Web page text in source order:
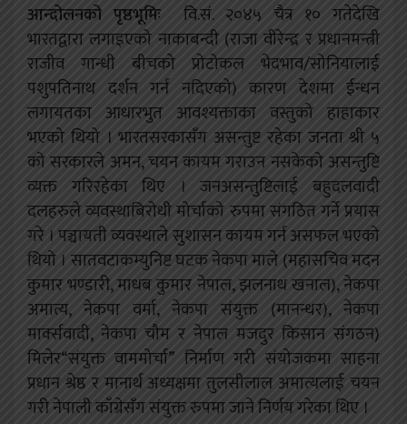
आन्दोलनको पृष्ठभूमिःवि.सं. २०४५ चैत्र १० गतेदेखि
भारतद्वारा लगाइएको नाकाबन्दी (राजा वीरेन्द्र र प्रधानमन्त्री
राजीव गान्धी बीचको प्रोटोकल भेदभाव/सोनियालाई
पशुपतिनाथ दर्शन गर्न नदिएको) कारण देशमा ईन्धन
लगायतका आधारभुत आवश्यक्ताका वस्तुको हाहाकार
भएको थियो । भारतसरकासँग असन्तुष्ट रहेका जनता श्री ५
को सरकारले अमन, चयन कायम गराउन नसकेको असन्तुष्टि
व्यक्त गरिरहेका थिए । जनअसन्तुष्टिलाई बहुदलवादी
दलहरुले व्यवस्थाबिरोधी मोर्चाको रुपमा संगठित गर्ने प्रयास
गरे । पञ्चायती व्यवस्थाले सुशासन कायम गर्न असफल भएको
थियो । सातवटाकम्युनिष्ट घटक नेकपा माले (महासचिव मदन
कुमार भण्डारी, माधब कुमार नेपाल, झलनाथ खनाल), नेकपा
अमात्य, नेकपा वर्मा, नेकपा संयुक्त (मानन्धर), नेकपा
मार्क्सवादी, नेकपा चौम र नेपाल मजदुर किसान संगठन)
मिलेर“संयुक्त वाममोर्चा” निर्माण गरी संयोजकमा साहना
प्रधान श्रेष्ठ र मानार्थ अध्यक्षमा तुलसीलाल अमात्यलाई चयन
गरी नेपाली काँग्रेसँग संयुक्त रुपमा जाने निर्णय गरेका थिए ।